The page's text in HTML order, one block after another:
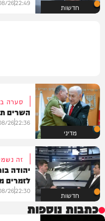
חדשות 22:49
26
מדיני
סערה
השרים
22:36
26
חדשות
זה
יהודה
לזמרים
22:30
26
כתבות נוספות